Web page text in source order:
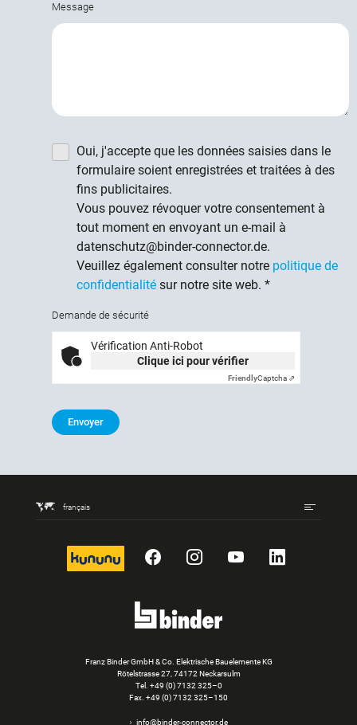
Message
Oui, j'accepte que les données saisies dans le
formulaire soient enregistrées et traitées à des
fins publicitaires.
Vous pouvez révoquer votre consentement à
tout moment en envoyant un e-mail à
datenschutz@binder-connector.de.
Veuillez également consulter notre politique de
confidentialité sur notre site web. *
Demande de sécurité
Vérification Anti-Robot
Clique ici pour vérifier
FriendlyCaptcha ⇗
Envoyer
français
kununu FacebookInstagram
YouTubeLinkedIn
Franz Binder GmbH & Co. Elektrische Bauelemente KG
Rötelstrasse 27, 74172 Neckarsulm
Tel. +49 (0) 7132 325–0
Fax. +49 (0) 7132 325–150
info@binder-connector.de